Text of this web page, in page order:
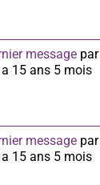
message par
15 ans 5 mois
message par
15 ans 5 mois